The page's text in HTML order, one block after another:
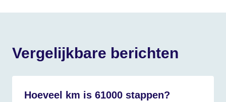
Vergelijkbare berichten
Hoeveel km is 61000 stappen?